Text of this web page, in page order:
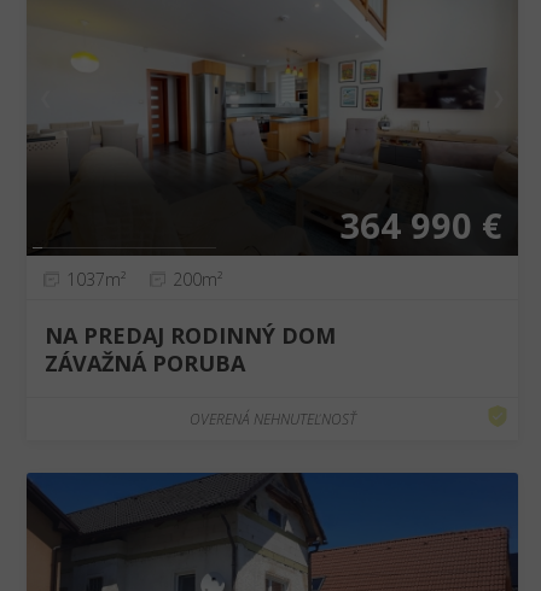
364 990 €
1037m² 200m²
NA PREDAJ RODINNÝ DOM
ZÁVAŽNÁ PORUBA
OVERENÁ NEHNUTEĽNOSŤ